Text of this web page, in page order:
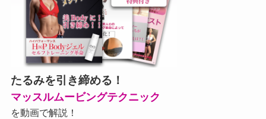
たるみを引き締める！
マッスルムービングテクニック
を動画で解説！